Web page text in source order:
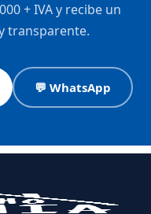
+ IVA y recibe un
transparente.
💬 WhatsApp